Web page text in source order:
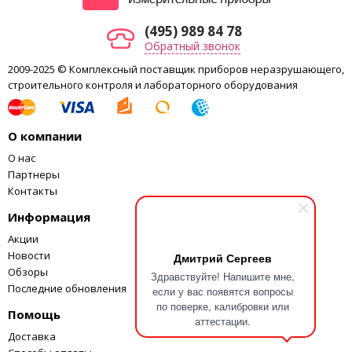
Дмитрий Сергеев
Здравствуйте! Напишите мне,
если у вас появятся вопросы
по поверке, калибровки или
аттестации.
Диаметр объектива
Лазерный центрир
есть, 4 уровня яркости
Увеличение оптического
центрира
3x
Целеуказатель
Коаксиальный, красный
Тип компенсатора
Двухосевой
Метод работы
компенсатора
компенсатора
Изображение
Метод определения
отсчета
Абсолютное считывание
Период работы без
измерения расстояний и
углов)
26 ч. (измерения расстояний
и углов каждые 30 сек)
31 ч. (непрерывные
измерения углов)
(495) 989 84 78
Обратный звонок
2009-2025 © Комплексный поставщик приборов неразрушающего,
строительного контроля и лабораторного оборудования
О компании
О нас
Партнеры
Контакты
Информация
Акции
Новости
Обзоры
Последние обновления
Помощь
Доставка